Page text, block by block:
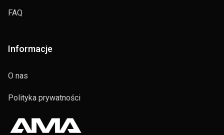
FAQ
Informacje
O nas
Polityka prywatności